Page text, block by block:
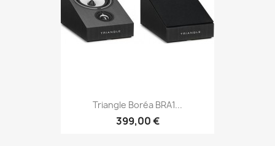
Triangle Boréa BRA1...
399,00 €